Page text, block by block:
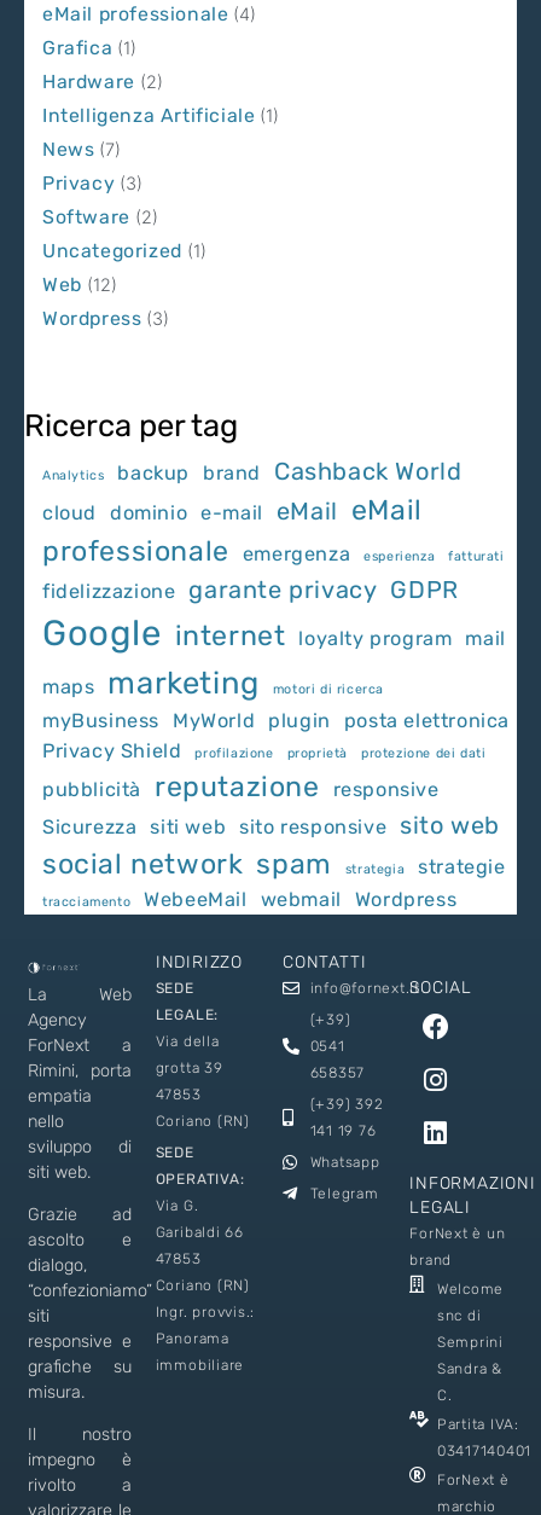
eMail professionale (4)
Grafica (1)
Hardware (2)
Intelligenza Artificiale (1)
News (7)
Privacy (3)
Software (2)
Uncategorized (1)
Web (12)
Wordpress (3)
Ricerca per tag
Analytics backup brand Cashback World
cloud dominio e-mail eMail eMail
professionale
emergenza esperienza fatturati
fidelizzazione garante privacy GDPR
Google internet loyalty program mail
maps marketing motori di ricerca
myBusiness MyWorld plugin
posta elettronica
Privacy Shield
profilazione proprietà protezione dei dati
pubblicità reputazione
responsive
Sicurezza
siti web sito responsive sito web
social network spam strategia strategie
tracciamento WebeeMail webmail Wordpress
La Web
Agency
ForNext a
Rimini, porta
empatia
nello
sviluppo di
siti web.
Grazie ad
ascolto e
dialogo,
“confezioniamo”
siti
responsive e
grafiche su
misura.
Il nostro
impegno è
rivolto a
INDIRIZZO
SEDE
LEGALE:
Via della
grotta 39
47853
Coriano (RN)
SEDE
OPERATIVA:
Via G.
Garibaldi 66
47853
Coriano (RN)
Ingr. provvis.:
Panorama
immobiliare
CONTATTI
info@fornext.it
(+39)
0541
658357
(+39) 392
141 19 76
Whatsapp
Telegram
SOCIAL
INFORMAZIONI
LEGALI
ForNext è un
brand
Welcome
snc di
Semprini
Sandra &
C.
Partita IVA:
03417140401
ForNext è
marchio